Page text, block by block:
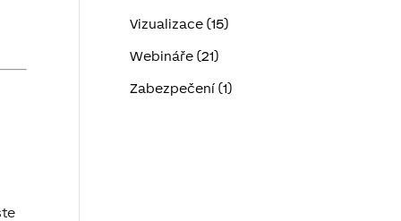
Vizualizace (15)
Webináře (21)
Zabezpečení (1)